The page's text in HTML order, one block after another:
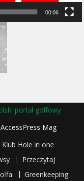
00:06
portal golfowy
AccessPress Mag
Klub Hole in one
Przeczytaj
Greenkeeping